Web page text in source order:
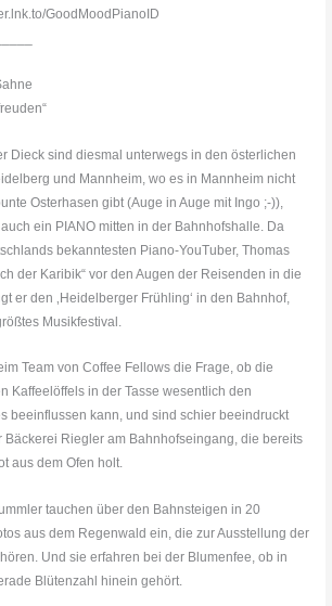
GoodMoodPianoID
Dieck sind diesmal unterwegs in den österlichen
und Mannheim, wo es in Mannheim nicht
Osterhasen gibt (Auge in Auge mit Ingo ;-)),
ein PIANO mitten in der Bahnhofshalle. Da
bekanntesten Piano-YouTuber, Thomas
der Karibik“ vor den Augen der Reisenden in die
er den ‚Heidelberger Frühling‘ in den Bahnhof,
Musikfestival.
Team von Coffee Fellows die Frage, ob die
Kaffeelöffels in der Tasse wesentlich den
beeinflussen kann, und sind schier beeindruckt
Bäckerei Riegler am Bahnhofseingang, die bereits
aus dem Ofen holt.
tauchen über den Bahnsteigen in 20
aus dem Regenwald ein, die zur Ausstellung der
Und sie erfahren bei der Blumenfee, ob in
Blütenzahl hinein gehört.